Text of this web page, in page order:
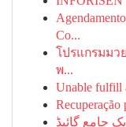
Co...
โปรแกรมมว
พ...
Unable fulfill
Recuperação
جامع گائیڈ